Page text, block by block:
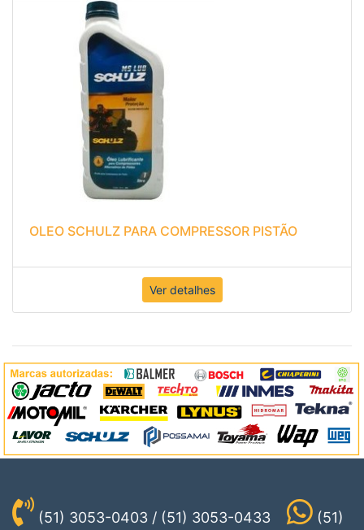
OLEO SCHULZ PARA COMPRESSOR PISTÃO
Ver detalhes
(51) 3053-0403 / (51) 3053-0433 (51)